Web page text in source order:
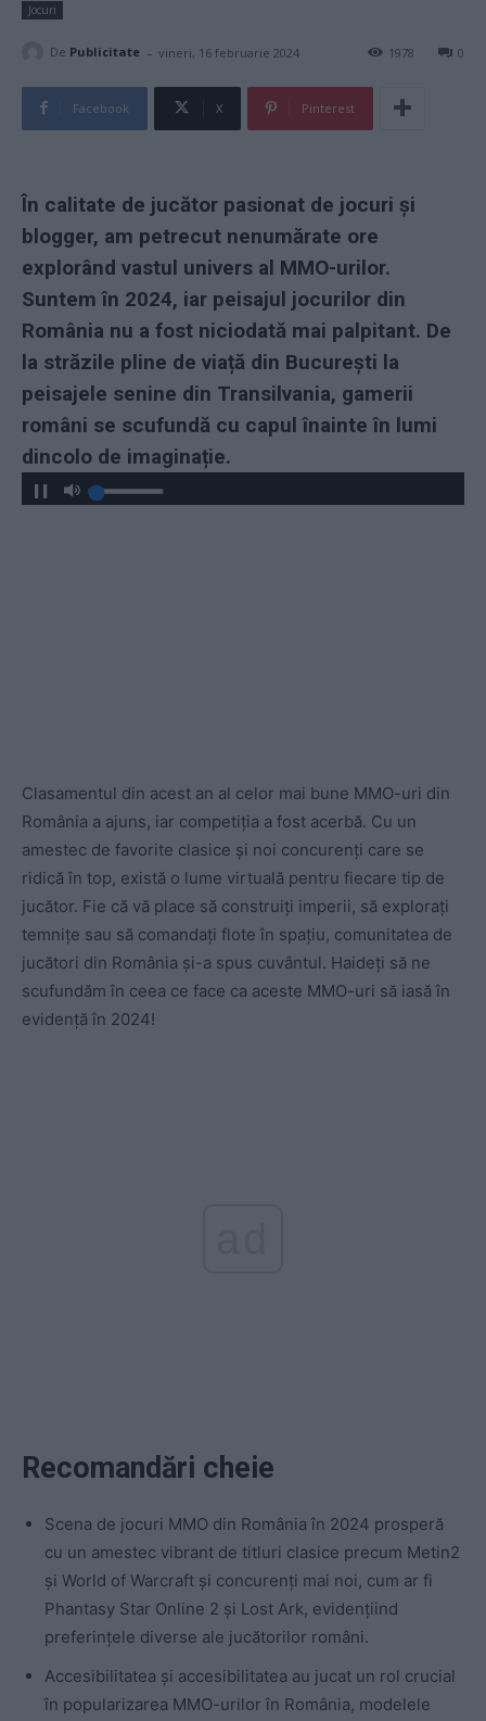
Jocuri
De Publicitate - vineri, 16 februarie 2024 0
1978
Facebook X Pinterest
În calitate de jucător pasionat de jocuri și
blogger, am petrecut nenumărate ore
explorând vastul univers al MMO-urilor.
Suntem în 2024, iar peisajul jocurilor din
România nu a fost niciodată mai palpitant. De
la străzile pline de viață din București la
peisajele senine din Transilvania, gamerii
români se scufundă cu capul înainte în lumi
dincolo de imaginație.
Clasamentul din acest an al celor mai bune MMO-uri din
România a ajuns, iar competiția a fost acerbă. Cu un
amestec de favorite clasice și noi concurenți care se
ridică în top, există o lume virtuală pentru fiecare tip de
jucător. Fie că vă place să construiți imperii, să explorați
temnițe sau să comandați flote în spațiu, comunitatea de
jucători din România și-a spus cuvântul. Haideți să ne
scufundăm în ceea ce face ca aceste MMO-uri să iasă în
evidență în 2024!
Recomandări cheie
Scena de jocuri MMO din România în 2024 prosperă
cu un amestec vibrant de titluri clasice precum Metin2
și World of Warcraft și concurenți mai noi, cum ar fi
Phantasy Star Online 2 și Lost Ark, evidențiind
preferințele diverse ale jucătorilor români.
Accesibilitatea și accesibilitatea au jucat un rol crucial
în popularizarea MMO-urilor în România, modelele